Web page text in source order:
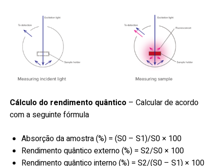
Cálculo do rendimento quântico – Calcular de acordo
com a seguinte fórmula
Absorção da amostra (%) = (S0 – S1)/S0 × 100
Rendimento quântico externo (%) = S2/S0 × 100
Rendimento quântico interno (%) = S2/(S0 – S1) × 100